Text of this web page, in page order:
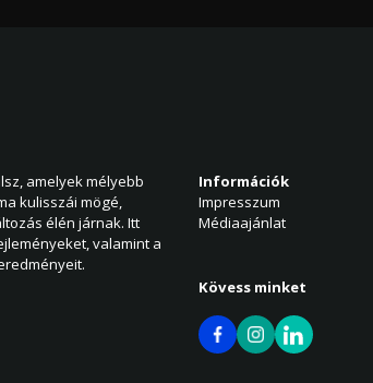
amelyek mélyebb
kulisszái mögé,
élén járnak. Itt
valamint a
Információk
Impresszum
Médiaajánlat
Kövess minket